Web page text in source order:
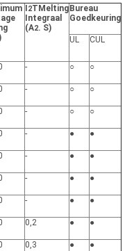
2TMelting
Integraal
(A2. S)
Bureau
Goedkeuring
UL CUL
- ○ ○
- ○ ○
- ○ ○
- ● ●
- ● ●
- ● ●
- ● ●
0,2 ● ●
0,3 ● ●